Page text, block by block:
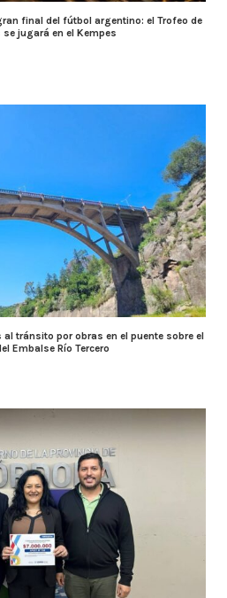
final del fútbol argentino: el Trofeo de
se jugará en el Kempes
tránsito por obras en el puente sobre el
Embalse Río Tercero